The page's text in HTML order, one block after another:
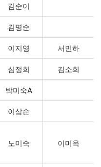
김순이
김명순
이지영 서민하
심정희 김소희
박미숙A
이삼순
노미숙
이미옥